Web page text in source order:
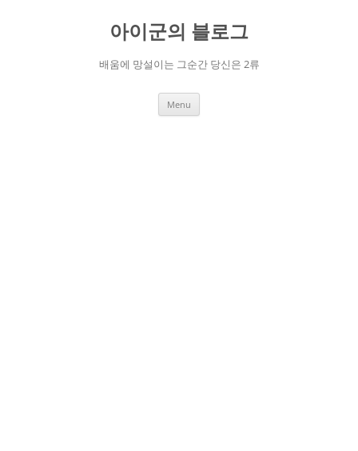
아이군의 블로그
배움에 망설이는 그순간 당신은 2류
Menu